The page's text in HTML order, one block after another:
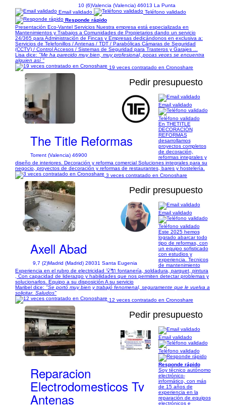
10 (6)Valencia (Valencia) 46013 La Punta
Email validado
Teléfono validado
Responde rápido
Presentación Eco-Vantel Servicios Nuestra empresa está especializada en
Mantenimientos y Trabajos a Comunidades de Propietarios dando un servicio
24/365 para Administración de Fincas y Empresas dedicándonos en exclusiva a:
Servicios de Telefonillos / Antenas / TDT / Parabólicas Cámaras de Seguridad
(CCTV) / Control Accesos / Sistemas de Seguridad para Trasteros y Garajes ...
Lisa dice: "Me ha parecido muy bien, muy profesional, pocas veces se encuentra
alguien así "
19 veces contratado en Cronoshare
1/5
Pedir presupuesto
The Title Reformas
Torrent (Valencia) 46900
Email validado
Teléfono validado
En THETITLE
DECORACIÓN
REFORMAS
desarrollamos
proyectos completos
de decoración,
reformas integrales y
diseño de interiores. Decoración y reforma comercial Soluciones integrales para su
negocio, proyectos de decoración y reformas de restaurantes, bares y hostelería.
3 veces contratado en Cronoshare
1/8
Pedir presupuesto
Axell Abad
9,7 (2)Madrid (Madrid) 28031 Santa Eugenia
Email validado
Teléfono validado
Este 2025 hemos
logrado abarcar todo
tipo de reformas, con
un equipo sofisticado
con estudios y
experiencia. Tecnicos
de mantenimiento
Experiencia en el rubro de electricidad 💡🔌 fontanería, soldadura, parquet, pintura
, Con capacidad de liderazgo y habilidades que nos permiten detectar problemas y
solucionarlos. Equipo a su disposición A su servicio
Maribel dice: "Se portó muy bien y trabajó fenomenal, seguramente que le vuelva a
solicitar. Saludos"
12 veces contratado en Cronoshare
1/11
Pedir presupuesto
Reparacion
Electrodomesticos Tv
Antenas
Email validado
Teléfono validado
Responde rápido
Soy técnico autónomo
electrónico-
informático, con más
de 15 años de
experiencia en la
reparación de equipos
electrónicos e